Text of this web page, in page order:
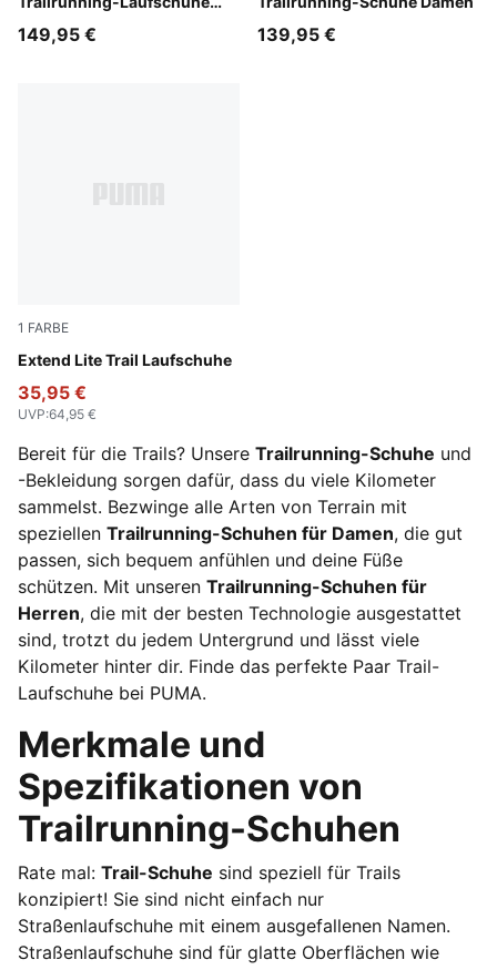
149,95 € 139,95 €
1 FARBE
Extend Lite Trail Laufschuhe
Loden Green-PUMA Black-Lux Lime
35,95 €
UVP:64,95 €
Bereit für die Trails? Unsere Trailrunning-Schuhe und
-Bekleidung sorgen dafür, dass du viele Kilometer
sammelst. Bezwinge alle Arten von Terrain mit
speziellen Trailrunning-Schuhen für Damen, die gut
passen, sich bequem anfühlen und deine Füße
schützen. Mit unseren Trailrunning-Schuhen für
Herren, die mit der besten Technologie ausgestattet
sind, trotzt du jedem Untergrund und lässt viele
Kilometer hinter dir. Finde das perfekte Paar Trail-
Laufschuhe bei PUMA.
Merkmale und
Spezifikationen von
Trailrunning-Schuhen
Rate mal: Trail-Schuhe sind speziell für Trails
konzipiert! Sie sind nicht einfach nur
Straßenlaufschuhe mit einem ausgefallenen Namen.
Straßenlaufschuhe sind für glatte Oberflächen wie